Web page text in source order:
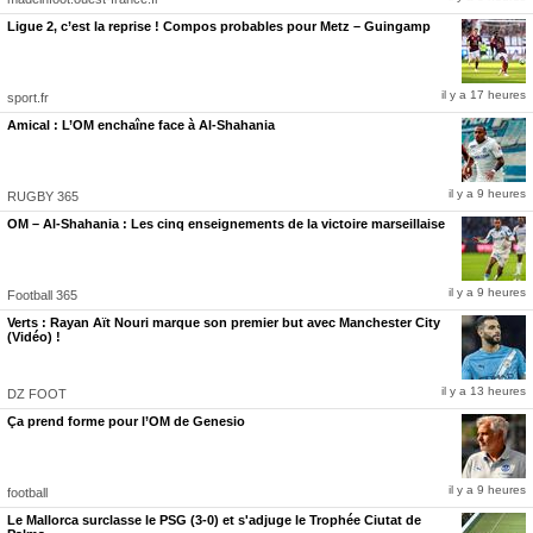
Pour la sixième fois en sept éditions, c’est donc le troisième de la saison régulière qui
défiera le 16e de Ligue 1, pour une place dans l’élite, et Saint-Etienne attend désormais de
savoir qui de Nice (16e), Auxerre (15e) et Le Havre (14e) sera son futur adversaire les 21
et 24 mai prochains. Des dates qui pourraient d’ailleurs bouger si les Aiglons, opposés à
Metz dimanche et futurs finalistes de la Coupe de France, restent bloqués à cette place de
barragiste.
Ligue 2, c’est la reprise ! Compos probables pour Metz – Guingamp
sport.fr il y a 17 heures
Amical : L’OM enchaîne face à Al-Shahania
RUGBY 365 il y a 9 heures
OM – Al-Shahania : Les cinq enseignements de la victoire marseillaise
Football 365 il y a 9 heures
Verts : Rayan Aït Nouri marque son premier but avec Manchester City
(Vidéo) !
DZ FOOT il y a 13 heures
Ça prend forme pour l’OM de Genesio
football il y a 9 heures
Le Mallorca surclasse le PSG (3-0) et s'adjuge le Trophée Ciutat de